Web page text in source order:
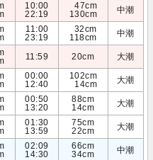
10:00
22:19
47cm
130cm
中潮
11:00
23:19
32cm
118cm
中潮
11:59 20cm 大潮
00:00
12:40
102cm
14cm
大潮
00:50
13:20
88cm
14cm
大潮
01:30
13:59
75cm
22cm
大潮
02:09
14:30
66cm
34cm
中潮